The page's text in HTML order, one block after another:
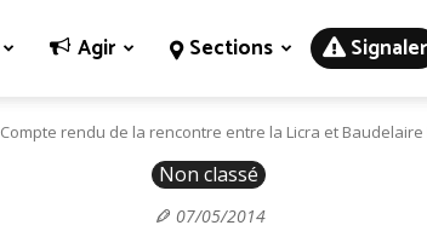
Agir Sections Signaler
Compte rendu de la rencontre entre la Licra et Baudelaire
Non classé
07/05/2014